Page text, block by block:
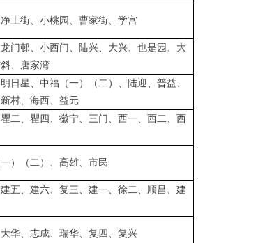
土街、小桃园、曹家街、学宫
门邨、小西门、陆兴、大兴、也是园、大
、唐家湾
日星、中福（一）（二）、陆迎、普益、
村、海西、益元
二、瞿四、徽宁、三门、西一、西二、西
）（二）、高雄、市民
五、建六、复三、建一、徐二、顺昌、建
华、志成、瑞华、复四、复兴